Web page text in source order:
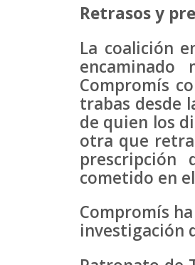
Retrasos y
La coalición
encaminado
Compromís
trabas desde
de quien los
otra que
prescripción
cometido en
Compromís
investigación